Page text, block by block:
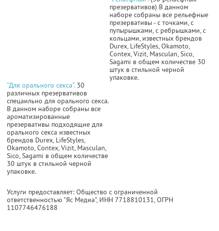
презервативов) В данном
наборе собраны все рельефные
презервативы - с точками, с
пупырышками, с ребрышками, с
кольцами, известных брендов
Durex, LifeStyles, Okamoto,
Contex, Vizit, Masculan, Sico,
Sagami в общем количестве 30
штук в стильной черной
упаковке.
“Для орального секса”.30
различных презервативов
спецаильно для орального секса.
В данном наборе собраны все
ароматизированные
презервативы подходящие для
орального секса известных
брендов Durex, LifeStyles,
Okamoto, Contex, Vizit, Masculan,
Sico, Sagami в общем количестве
30 штук в стильной черной
упаковке.
Услуги предоставляет: Общество с ограниченной
ответственностью "Яс Медиа", ИНН 7718810131, ОГРН
1107746476188